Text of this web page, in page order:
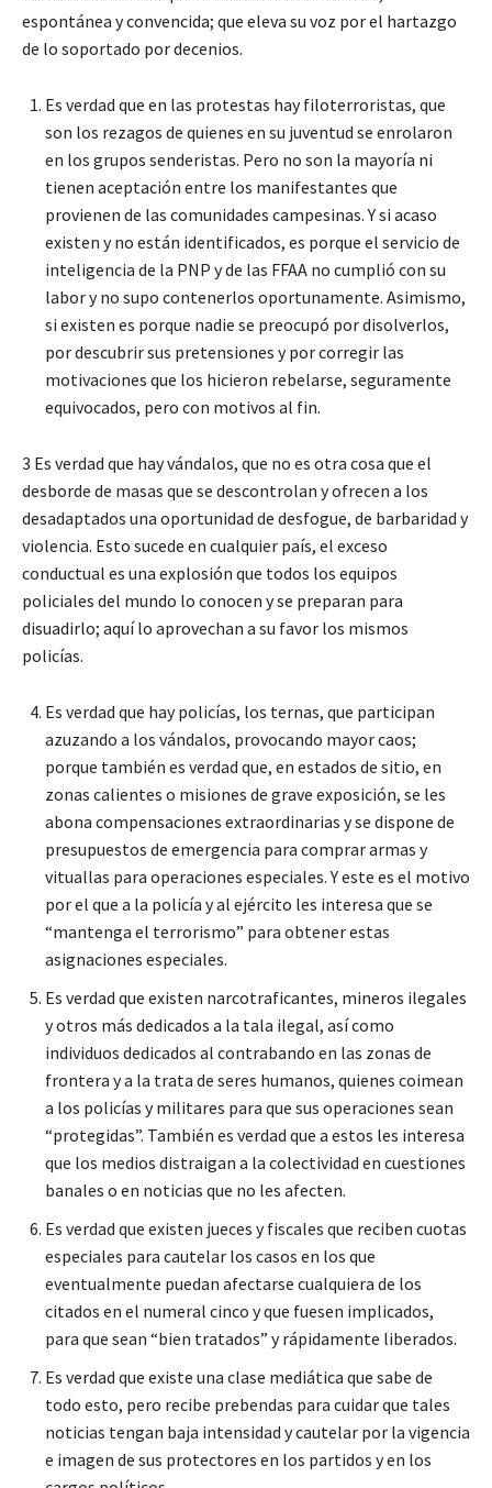
espontánea y convencida; que eleva su voz por el hartazgo
de lo soportado por decenios.
Es verdad que en las protestas hay filoterroristas, que
son los rezagos de quienes en su juventud se enrolaron
en los grupos senderistas. Pero no son la mayoría ni
tienen aceptación entre los manifestantes que
provienen de las comunidades campesinas. Y si acaso
existen y no están identificados, es porque el servicio de
inteligencia de la PNP y de las FFAA no cumplió con su
labor y no supo contenerlos oportunamente. Asimismo,
si existen es porque nadie se preocupó por disolverlos,
por descubrir sus pretensiones y por corregir las
motivaciones que los hicieron rebelarse, seguramente
equivocados, pero con motivos al fin.
3 Es verdad que hay vándalos, que no es otra cosa que el
desborde de masas que se descontrolan y ofrecen a los
desadaptados una oportunidad de desfogue, de barbaridad y
violencia. Esto sucede en cualquier país, el exceso
conductual es una explosión que todos los equipos
policiales del mundo lo conocen y se preparan para
disuadirlo; aquí lo aprovechan a su favor los mismos
policías.
Es verdad que hay policías, los ternas, que participan
azuzando a los vándalos, provocando mayor caos;
porque también es verdad que, en estados de sitio, en
zonas calientes o misiones de grave exposición, se les
abona compensaciones extraordinarias y se dispone de
presupuestos de emergencia para comprar armas y
vituallas para operaciones especiales. Y este es el motivo
por el que a la policía y al ejército les interesa que se
“mantenga el terrorismo” para obtener estas
asignaciones especiales.
Es verdad que existen narcotraficantes, mineros ilegales
y otros más dedicados a la tala ilegal, así como
individuos dedicados al contrabando en las zonas de
frontera y a la trata de seres humanos, quienes coimean
a los policías y militares para que sus operaciones sean
“protegidas”. También es verdad que a estos les interesa
que los medios distraigan a la colectividad en cuestiones
banales o en noticias que no les afecten.
Es verdad que existen jueces y fiscales que reciben cuotas
especiales para cautelar los casos en los que
eventualmente puedan afectarse cualquiera de los
citados en el numeral cinco y que fuesen implicados,
para que sean “bien tratados” y rápidamente liberados.
Es verdad que existe una clase mediática que sabe de
todo esto, pero recibe prebendas para cuidar que tales
noticias tengan baja intensidad y cautelar por la vigencia
e imagen de sus protectores en los partidos y en los